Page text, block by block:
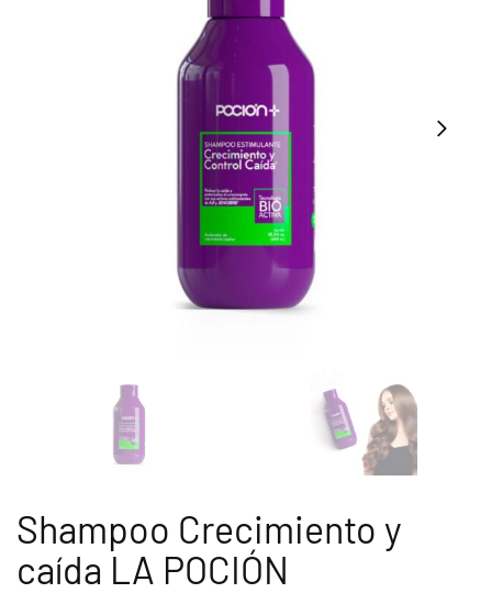
Shampoo Crecimiento y
caída LA POCIÓN